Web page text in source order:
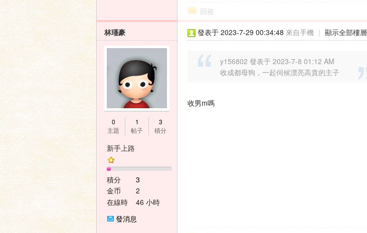
回複
林瑾豪
0
主題
1
帖子
3
積分
新手上路
積分
3
金币
2
在線時
46 小時
發消息
發表于 2023-7-29 00:34:48 來自手機 | 顯示全部樓層
y156802 發表于 2023-7-8 01:12 AM
收成都母狗，一起伺候漂亮高貴的主子
收男m嗎